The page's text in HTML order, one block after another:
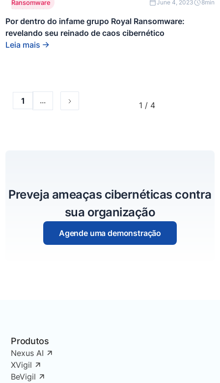
Este é um
texto dentro
de um bloco
div.
Ransomware June 4, 2023 8min
Por dentro do infame grupo Royal Ransomware:
revelando seu reinado de caos cibernético
Leia mais
1 ... 1 / 4
Preveja ameaças cibernéticas contra
sua organização
Agende uma demonstração
Produtos
Nexus AI
XVigil
BeVigil